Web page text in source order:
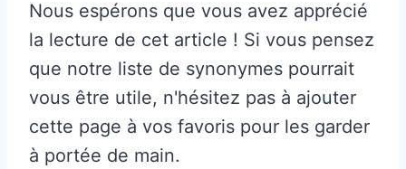
Nous espérons que vous avez apprécié
la lecture de cet article ! Si vous pensez
que notre liste de synonymes pourrait
vous être utile, n'hésitez pas à ajouter
cette page à vos favoris pour les garder
à portée de main.